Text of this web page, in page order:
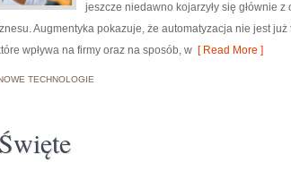
jeszcze niedawno kojarzyły się głównie
Augmentyka pokazuje, że automatyzacja nie jest
wpływa na firmy oraz na sposób, w [ Read More ]
TECHNOLOGIE